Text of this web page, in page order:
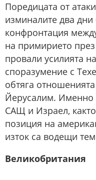
Поредицата от
изминалите два
конфронтация
на примирието
провали усилията
споразумение с
обтяга
Йерусалим. Именно
САЩ и Израел,
позиция на
изток са водещи
Великобритания